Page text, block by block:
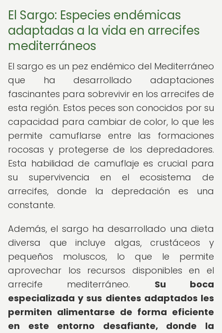
El Sargo: Especies endémicas
adaptadas a la vida en arrecifes
mediterráneos
El sargo es un pez endémico del Mediterráneo
que ha desarrollado adaptaciones
fascinantes para sobrevivir en los arrecifes de
esta región. Estos peces son conocidos por su
capacidad para cambiar de color, lo que les
permite camuflarse entre las formaciones
rocosas y protegerse de los depredadores.
Esta habilidad de camuflaje es crucial para
su supervivencia en el ecosistema de
arrecifes, donde la depredación es una
constante.
Además, el sargo ha desarrollado una dieta
diversa que incluye algas, crustáceos y
pequeños moluscos, lo que le permite
aprovechar los recursos disponibles en el
arrecife mediterráneo. Su boca
especializada y sus dientes adaptados les
permiten alimentarse de forma eficiente
en este entorno desafiante, donde la